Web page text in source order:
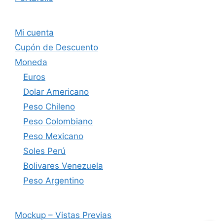
Mi cuenta
Cupón de Descuento
Moneda
Euros
Dolar Americano
Peso Chileno
Peso Colombiano
Peso Mexicano
Soles Perú
Bolivares Venezuela
Peso Argentino
Mockup – Vistas Previas